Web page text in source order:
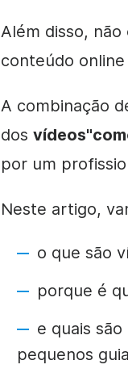
Além disso,
conteúdo
A combinação
dos vídeos
por um
Neste artigo,
o que são
porque é
e quais
pequenos